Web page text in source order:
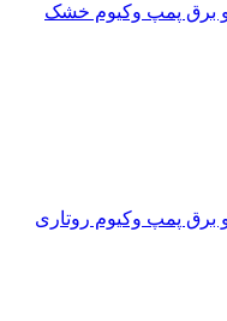
برق پمپ وکیوم خشک
برق پمپ وکیوم روتاری